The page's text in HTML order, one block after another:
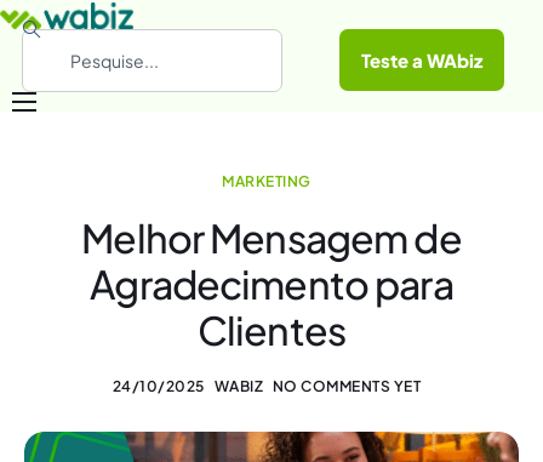
Materiais Gratuitos
Teste a WAbiz
MARKETING
Melhor Mensagem de
Agradecimento para
Clientes
24/10/2025 WABIZ NO COMMENTS YET